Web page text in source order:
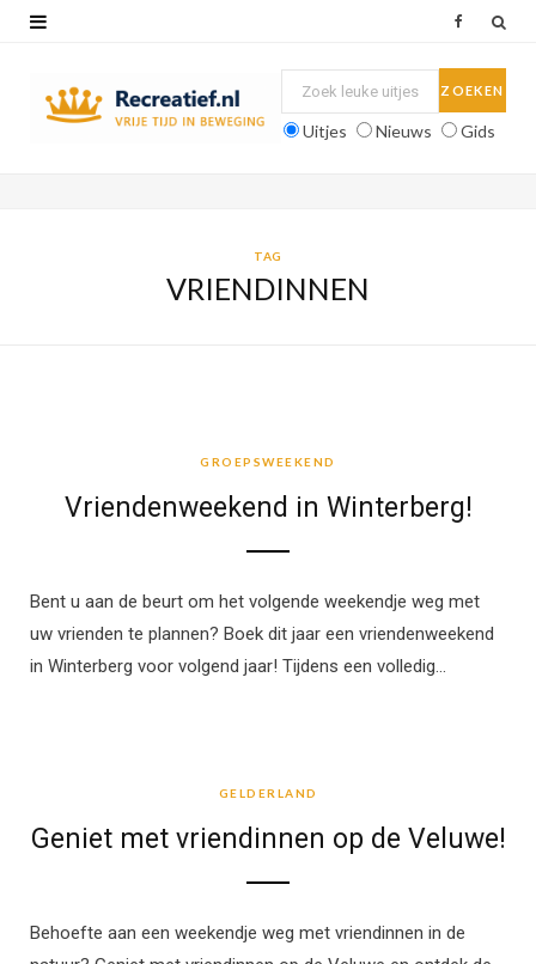
Uitjes Nieuws Gids
TAG
VRIENDINNEN
GROEPSWEEKEND
Vriendenweekend in Winterberg!
Bent u aan de beurt om het volgende weekendje weg met
uw vrienden te plannen? Boek dit jaar een vriendenweekend
in Winterberg voor volgend jaar! Tijdens een volledig…
GELDERLAND
Geniet met vriendinnen op de Veluwe!
Behoefte aan een weekendje weg met vriendinnen in de